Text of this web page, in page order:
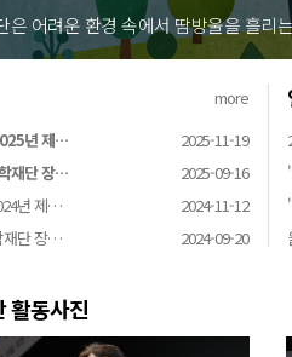
은 어려운 환경 속에서 땀방울을 흘리
more
년 제…
2025-11-19
재단 장…
2025-09-16
년 제…
2024-11-12
재단 장…
2024-09-20
활동사진